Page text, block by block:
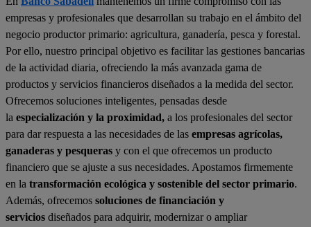
empresas y profesionales que desarrollan su trabajo en el ámbito del
negocio productor primario: agricultura, ganadería, pesca y forestal.
Por ello, nuestro principal objetivo es facilitar las gestiones bancarias
de la actividad diaria, ofreciendo la más avanzada gama de
productos y servicios financieros diseñados a la medida del sector.
Ofrecemos soluciones inteligentes, pensadas desde
la especialización y la proximidad, a los profesionales del sector
para dar respuesta a las necesidades de las empresas agrícolas,
ganaderas y pesqueras y con el que ofrecemos un producto
financiero que se ajuste a sus necesidades. Apostamos firmemente
en la transformación ecológica y sostenible del sector primario.
Además, ofrecemos soluciones de financiación y
servicios diseñados para adquirir, modernizar o ampliar